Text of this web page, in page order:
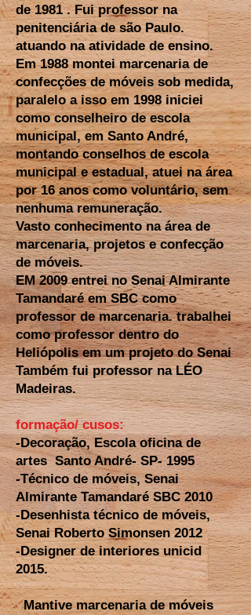
de 1981 . Fui professor na
penitenciária de são Paulo.
atuando na atividade de ensino.
Em 1988 montei marcenaria de
confecções de móveis sob medida,
paralelo a isso em 1998 iniciei
como conselheiro de escola
municipal, em Santo André,
montando conselhos de escola
municipal e estadual, atuei na área
por 16 anos como voluntário, sem
nenhuma remuneração.
Vasto conhecimento na área de
marcenaria, projetos e confecção
de móveis.
EM 2009 entrei no Senai Almirante
Tamandaré em SBC como
professor de marcenaria. trabalhei
como professor dentro do
Heliópolis em um projeto do Senai
Também fui professor na LÉO
Madeiras.
formação/ cusos:
-Decoração, Escola oficina de
artes Santo André- SP- 1995
-Técnico de móveis, Senai
Almirante Tamandaré SBC 2010
-Desenhista técnico de móveis,
Senai Roberto Simonsen 2012
-Designer de interiores unicid
2015.
Mantive marcenaria de móveis